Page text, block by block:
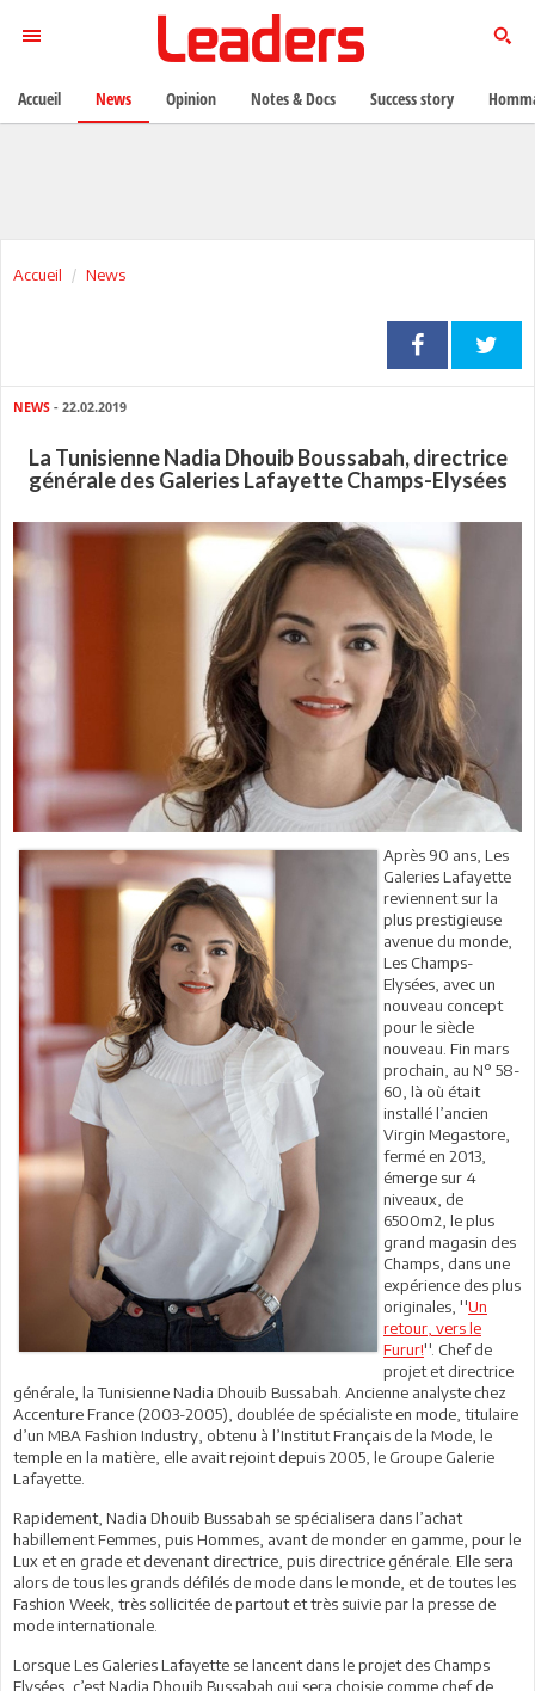
Accueil News
NEWS - 22.02.2019
La Tunisienne Nadia Dhouib Boussabah, directrice
générale des Galeries Lafayette Champs-Elysées
Après 90 ans, Les
Galeries Lafayette
reviennent sur la
plus prestigieuse
avenue du monde,
Les Champs-
Elysées, avec un
nouveau concept
pour le siècle
nouveau. Fin mars
prochain, au N° 58-
60, là où était
installé l’ancien
Virgin Megastore,
fermé en 2013,
émerge sur 4
niveaux, de
6500m2, le plus
grand magasin des
Champs, dans une
expérience des plus
originales, ''Un
retour, vers le
Furur!''. Chef de
projet et directrice
générale, la Tunisienne Nadia Dhouib Bussabah. Ancienne analyste chez
Accenture France (2003-2005), doublée de spécialiste en mode, titulaire
d’un MBA Fashion Industry, obtenu à l’Institut Français de la Mode, le
temple en la matière, elle avait rejoint depuis 2005, le Groupe Galerie
Lafayette.
Rapidement, Nadia Dhouib Bussabah se spécialisera dans l’achat
habillement Femmes, puis Hommes, avant de monder en gamme, pour le
Lux et en grade et devenant directrice, puis directrice générale. Elle sera
alors de tous les grands défilés de mode dans le monde, et de toutes les
Fashion Week, très sollicitée de partout et très suivie par la presse de
mode internationale.
Lorsque Les Galeries Lafayette se lancent dans le projet des Champs
Elysées, c’est Nadia Dhouib Bussabah qui sera choisie comme chef de
Accueil News Opinion Notes & Docs Success story